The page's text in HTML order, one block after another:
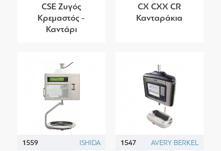
CSE Ζυγός
Κρεμαστός -
Καντάρι
CX CXX CR
Κανταράκια
1559 ISHIDA 1547 AVERY BERKEL